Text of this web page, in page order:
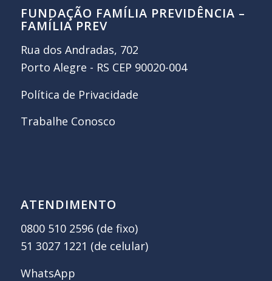
FUNDAÇÃO FAMÍLIA PREVIDÊNCIA –
FAMÍLIA PREV
Rua dos Andradas, 702
Porto Alegre - RS CEP 90020-004
Política de Privacidade
Trabalhe Conosco
ATENDIMENTO
0800 510 2596 (de fixo)
51 3027 1221 (de celular)
WhatsApp